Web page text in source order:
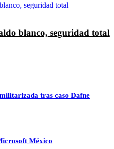
blanco, seguridad total
tras caso Dafne
México